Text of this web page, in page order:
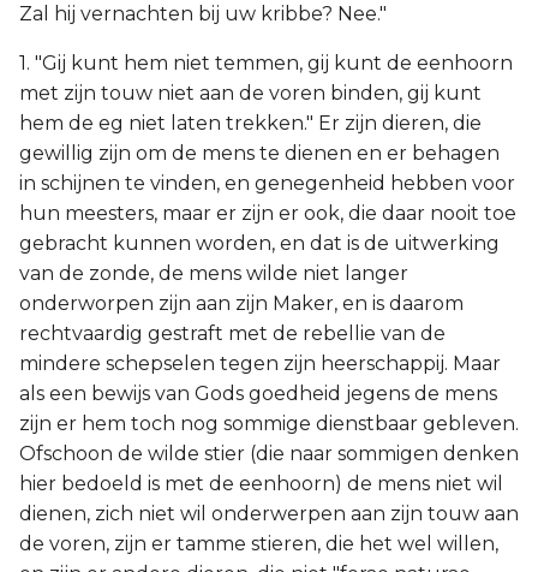
Zal hij vernachten bij uw kribbe? Nee."
1. "Gij kunt hem niet temmen, gij kunt de eenhoorn
met zijn touw niet aan de voren binden, gij kunt
hem de eg niet laten trekken." Er zijn dieren, die
gewillig zijn om de mens te dienen en er behagen
in schijnen te vinden, en genegenheid hebben voor
hun meesters, maar er zijn er ook, die daar nooit toe
gebracht kunnen worden, en dat is de uitwerking
van de zonde, de mens wilde niet langer
onderworpen zijn aan zijn Maker, en is daarom
rechtvaardig gestraft met de rebellie van de
mindere schepselen tegen zijn heerschappij. Maar
als een bewijs van Gods goedheid jegens de mens
zijn er hem toch nog sommige dienstbaar gebleven.
Ofschoon de wilde stier (die naar sommigen denken
hier bedoeld is met de eenhoorn) de mens niet wil
dienen, zich niet wil onderwerpen aan zijn touw aan
de voren, zijn er tamme stieren, die het wel willen,